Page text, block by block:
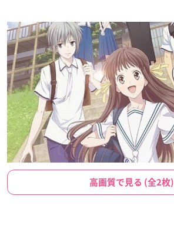
高画質で見る (全2枚)